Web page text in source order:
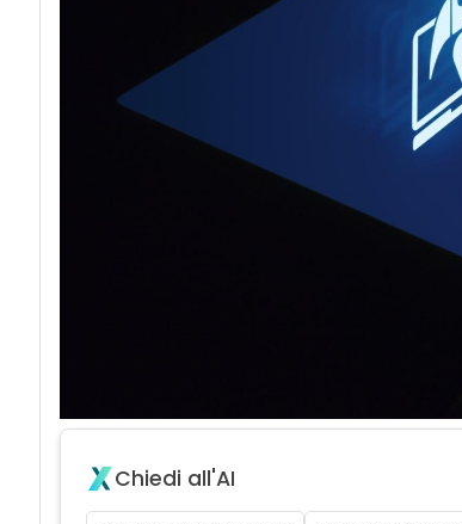
Chiedi all'AI